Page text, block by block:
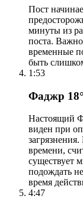
Пост
минуты из
поста. Важно
временные
быть
1:53
Фаджр 18°
Настоящий
виден при
времени,
существует
подождать
время
4:47